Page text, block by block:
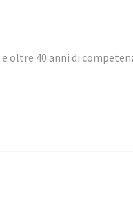
e oltre 40 anni di